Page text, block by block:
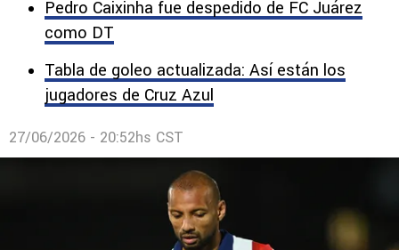
Pedro Caixinha fue despedido de FC Juárez
como DT
Tabla de goleo actualizada: Así están los
jugadores de Cruz Azul
27/06/2026 - 20:52hs CST